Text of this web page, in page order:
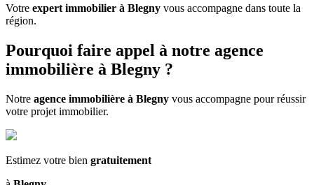
Votre expert immobilier à Blegny vous accompagne dans toute la
région.
Pourquoi faire appel à notre agence
immobilière à Blegny ?
Notre agence immobilière à Blegny vous accompagne pour réussir
votre projet immobilier.
Estimez votre bien gratuitement